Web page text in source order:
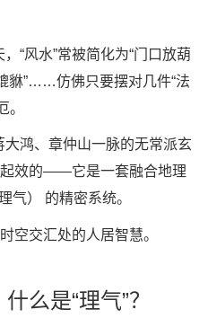
“风水”常被简化为“门口放葫
貅”……仿佛只要摆对几件“法
。
鸿、章仲山一脉的无常派玄
起效的——它是一套融合地理
气） 的精密系统。
空交汇处的人居智慧。
么是“理气”？